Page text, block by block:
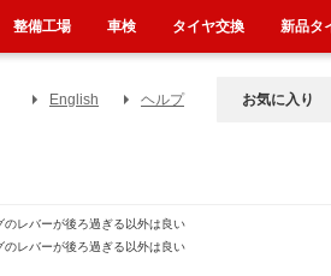
English ヘルプ お気に入り
のレバーが後ろ過ぎる以外は良い
のレバーが後ろ過ぎる以外は良い
整備工場 車検 タイヤ交換 新品タ